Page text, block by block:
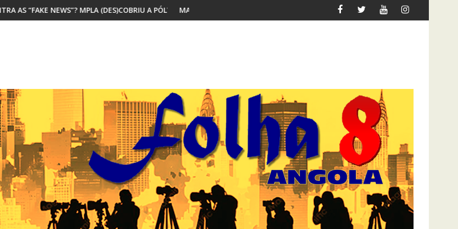
A PÓLVORAMAIORIA DOS JOVENS AFRICANOS QUER MIGRAR ATAQUE À UNITEL AINDA AFECTA A VIDA DOS